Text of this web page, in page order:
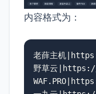
内容格式为：
老薛主机
野草云